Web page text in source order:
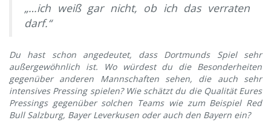
„…ich weiß gar nicht, ob ich das verraten
darf.“
Du hast schon angedeutet, dass Dortmunds Spiel sehr
außergewöhnlich ist. Wo würdest du die Besonderheiten
gegenüber anderen Mannschaften sehen, die auch sehr
intensives Pressing spielen? Wie schätzt du die Qualität Eures
Pressings gegenüber solchen Teams wie zum Beispiel Red
Bull Salzburg, Bayer Leverkusen oder auch den Bayern ein?